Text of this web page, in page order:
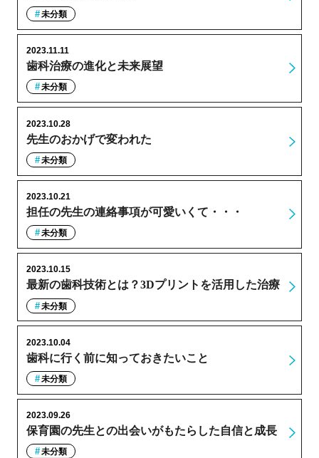
未分類
歯科治療の進化と未来展望
2023.11.11
未分類
先生のおかげで変われた
2023.10.28
未分類
担任の先生の連絡事項が可愛いくて・・・
2023.10.21
未分類
最新の歯科技術とは？3Dプリントを活用した治療
2023.10.15
未分類
歯科に行く前に知っておきたいこと
2023.10.04
未分類
保育園の先生との出会いがもたらした自信と成長
2023.09.26
未分類